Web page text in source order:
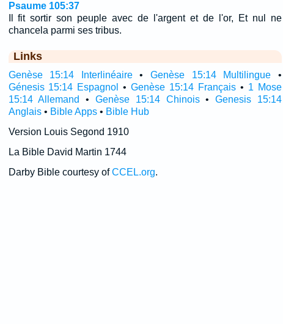
Psaume 105:37
Il fit sortir son peuple avec de l'argent et de l'or, Et nul ne
chancela parmi ses tribus.
Links
Genèse 15:14 Interlinéaire•Genèse 15:14 Multilingue •
Génesis 15:14 Espagnol
•Genèse 15:14 Français • 1 Mose
15:14 Allemand
• Genèse 15:14 Chinois•Genesis 15:14
Anglais• Bible Apps• Bible Hub
Version Louis Segond 1910
La Bible David Martin 1744
Darby Bible courtesy ofCCEL.org.